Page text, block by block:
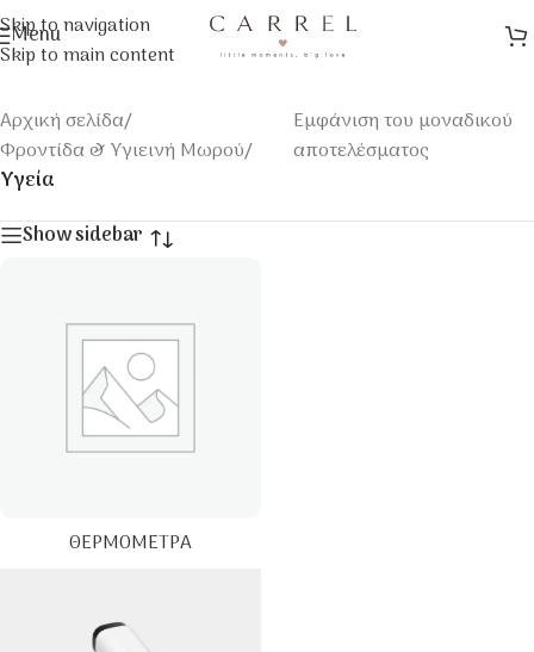
Skip to navigation
Skip to main content
Menu
Αρχική σελίδα/
Φροντίδα & Υγιεινή Μωρού/
Υγεία
Εμφάνιση του μοναδικού
αποτελέσματος
Show sidebar
ΘΕΡΜΌΜΕΤΡΑ